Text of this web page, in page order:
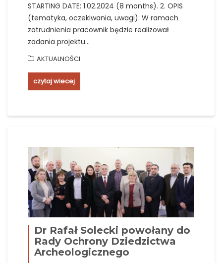
STARTING DATE: 1.02.2024 (8 months). 2. OPIS
(tematyka, oczekiwania, uwagi): W ramach
zatrudnienia pracownik będzie realizował
zadania projektu…
AKTUALNOŚCI
czytaj wiecej
Dr Rafał Solecki powołany do
Rady Ochrony Dziedzictwa
Archeologicznego